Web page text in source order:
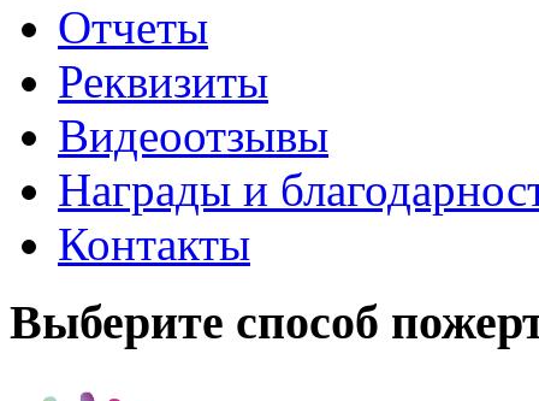
Отчеты
Реквизиты
Видеоотзывы
Награды и
Контакты
Выберите способ